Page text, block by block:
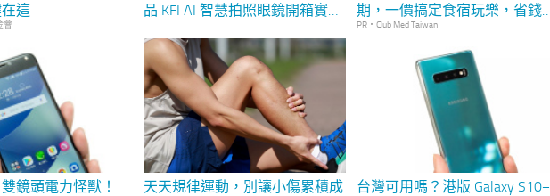
這
會
品 KFI AI 智慧拍照眼鏡開箱實測
期，一價搞定食宿玩樂，省錢更
省心！
PR・Club Med Taiwan
鏡頭電力怪獸！
天天規律運動，別讓小傷累積成
台灣可用嗎？港版 Galaxy S10+